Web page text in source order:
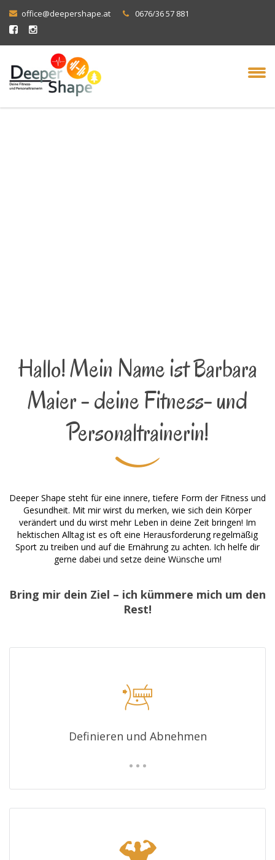
office@deepershape.at 0676/36 57 881
Hallo! Mein Name ist Barbara
Maier - deine Fitness- und
Personaltrainerin!
Deeper Shape steht für eine innere, tiefere Form der Fitness und
Gesundheit. Mit mir wirst du merken, wie sich dein Körper
verändert und du wirst mehr Leben in deine Zeit bringen! Im
hektischen Alltag ist es oft eine Herausforderung regelmäßig
Sport zu treiben und auf die Ernährung zu achten. Ich helfe dir
gerne dabei und setze deine Wünsche um!
Bring mir dein Ziel – ich kümmere mich um den
Rest!
Definieren und Abnehmen